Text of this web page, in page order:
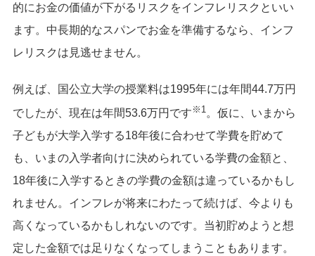
的にお金の価値が下がるリスクをインフレリスクといい
ます。中長期的なスパンでお金を準備するなら、インフ
レリスクは見逃せません。
例えば、国公立大学の授業料は1995年には年間44.7万円
でしたが、現在は年間53.6万円です ※1 。仮に、いまから
子どもが大学入学する18年後に合わせて学費を貯めて
も、いまの入学者向けに決められている学費の金額と、
18年後に入学するときの学費の金額は違っているかもし
れません。インフレが将来にわたって続けば、今よりも
高くなっているかもしれないのです。当初貯めようと想
定した金額では足りなくなってしまうこともあります。